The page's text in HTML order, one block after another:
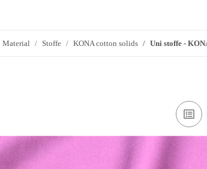
Material Stoffe KONA cotton solids Uni stoffe -